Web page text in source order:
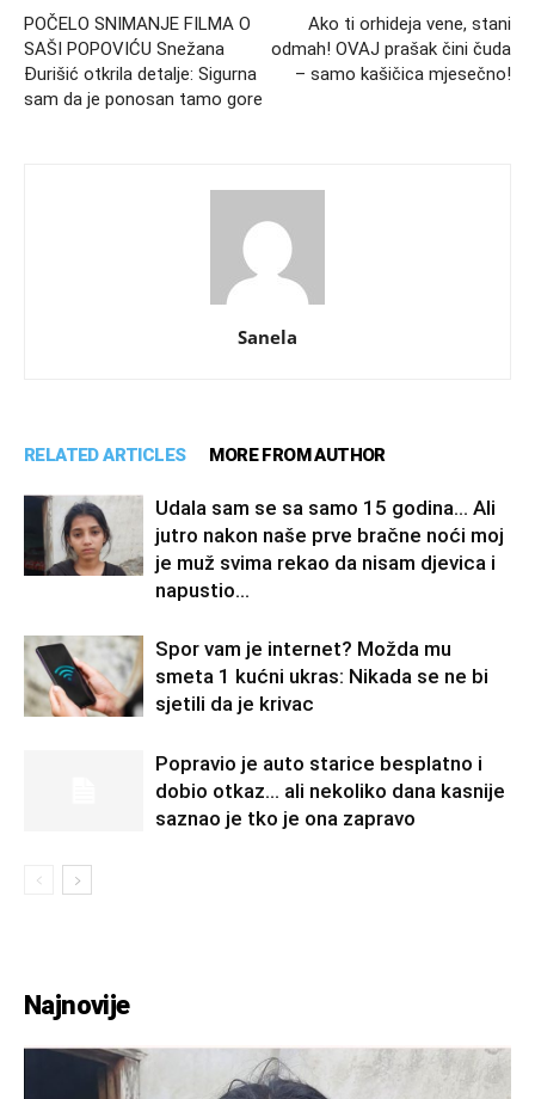
POČELO SNIMANJE FILMA O
SAŠI POPOVIĆU Snežana
Đurišić otkrila detalje: Sigurna
sam da je ponosan tamo gore
Ako ti orhideja vene, stani
odmah! OVAJ prašak čini čuda
– samo kašičica mjesečno!
Sanela
RELATED ARTICLES MORE FROM AUTHOR
Udala sam se sa samo 15 godina… Ali
jutro nakon naše prve bračne noći moj
je muž svima rekao da nisam djevica i
napustio...
Spor vam je internet? Možda mu
smeta 1 kućni ukras: Nikada se ne bi
sjetili da je krivac
Popravio je auto starice besplatno i
dobio otkaz… ali nekoliko dana kasnije
saznao je tko je ona zapravo
Najnovije